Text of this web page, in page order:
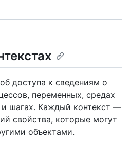
доступа к сведениям о
переменных, средах
и шагах. Каждый контекст —
свойства, которые могут
объектами.